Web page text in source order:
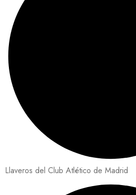
Llaveros del Club Atlético de Madrid